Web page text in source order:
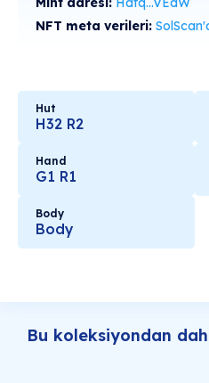
NFT meta verileri:
Hut
H32 R2
Hand
G1 R1
Body
Body
Bu koleksiyondan